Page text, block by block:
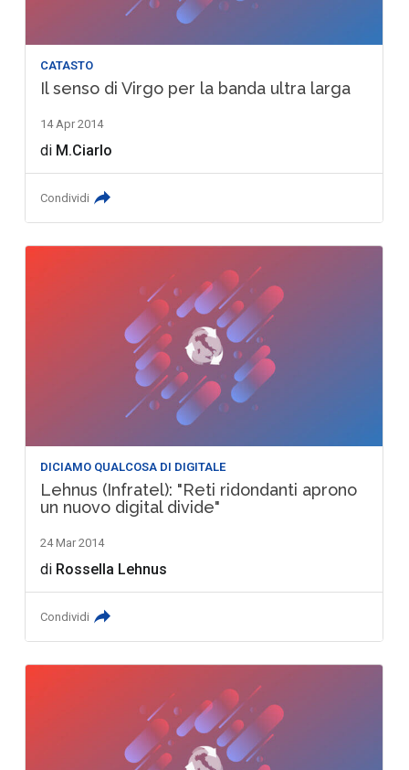
CATASTO
Il senso di Virgo per la banda ultra larga
14 Apr 2014
di M.Ciarlo
Condividi
DICIAMO QUALCOSA DI DIGITALE
Lehnus (Infratel): "Reti ridondanti aprono
un nuovo digital divide"
24 Mar 2014
di Rossella Lehnus
Condividi